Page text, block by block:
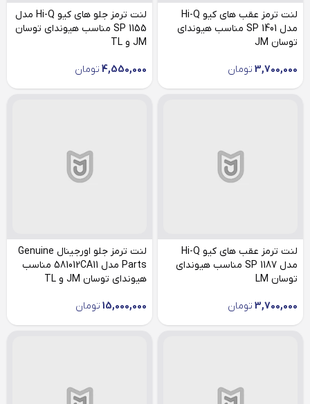
لنت ترمز عقب های کیو Hi-Q
مدل SP 1401 مناسب هیوندای
توسان JM
3,700,000 تومان
لنت ترمز جلو های کیو Hi-Q مدل
SP 1155 مناسب هیوندای توسان
JM و TL
4,550,000 تومان
لنت ترمز عقب های کیو Hi-Q
مدل SP 1187 مناسب هیوندای
توسان LM
3,700,000 تومان
لنت ترمز جلو اورجینال Genuine
Parts مدل 581012CA11 مناسب
هیوندای توسان JM و TL
15,000,000 تومان